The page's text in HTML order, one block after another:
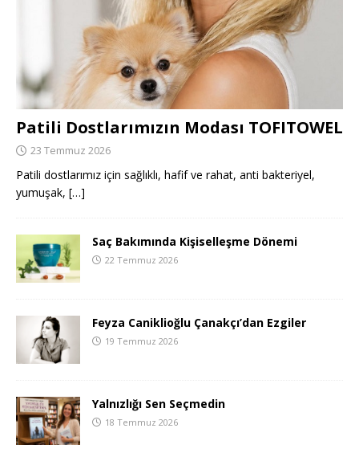
Patili Dostlarımızın Modası TOFITOWEL
23 Temmuz 2026
Patili dostlarımız için sağlıklı, hafif ve rahat, anti bakteriyel,
yumuşak, […]
Saç Bakımında Kişiselleşme Dönemi
22 Temmuz 2026
Feyza Caniklioğlu Çanakçı’dan Ezgiler
19 Temmuz 2026
Yalnızlığı Sen Seçmedin
18 Temmuz 2026